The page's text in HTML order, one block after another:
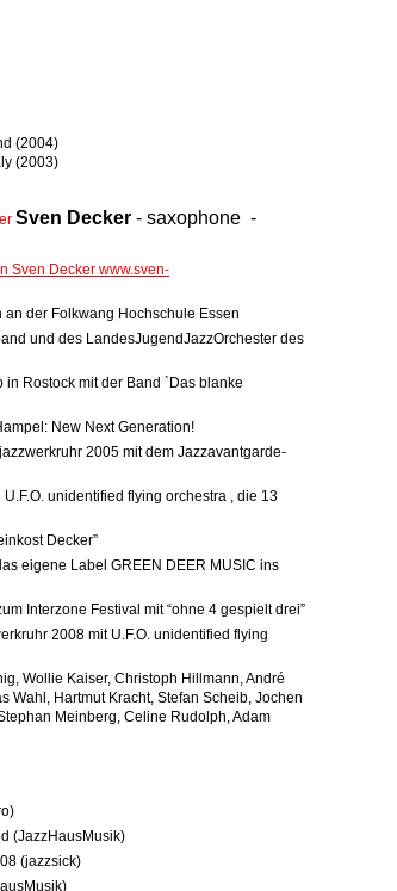
(2004)
(2003)
Sven Decker - saxophone -
www.sven-
der Folkwang Hochschule Essen
und des LandesJugendJazzOrchester des
Rostock mit der Band `Das blanke
New Next Generation!
2005 mit dem Jazzavantgarde-
unidentified flying orchestra , die 13
Decker”
eigene Label GREEN DEER MUSIC ins
Interzone Festival mit “ohne 4 gespielt drei”
2008 mit U.F.O. unidentified flying
Wollie Kaiser, Christoph Hillmann, André
Wahl, Hartmut Kracht, Stefan Scheib, Jochen
Meinberg, Celine Rudolph, Adam
(JazzHausMusik)
(jazzsick)